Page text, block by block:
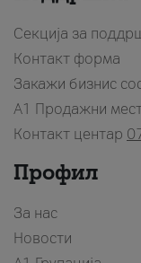
Секција за
Контакт форма
Закажи бизнис
A1 Продажни
Контакт центар
Профил
За нас
Новости